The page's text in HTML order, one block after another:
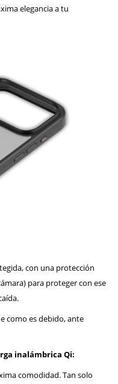
elegancia a tu
con una protección
para proteger con ese
como es debido, ante
inalámbrica Qi:
comodidad. Tan solo